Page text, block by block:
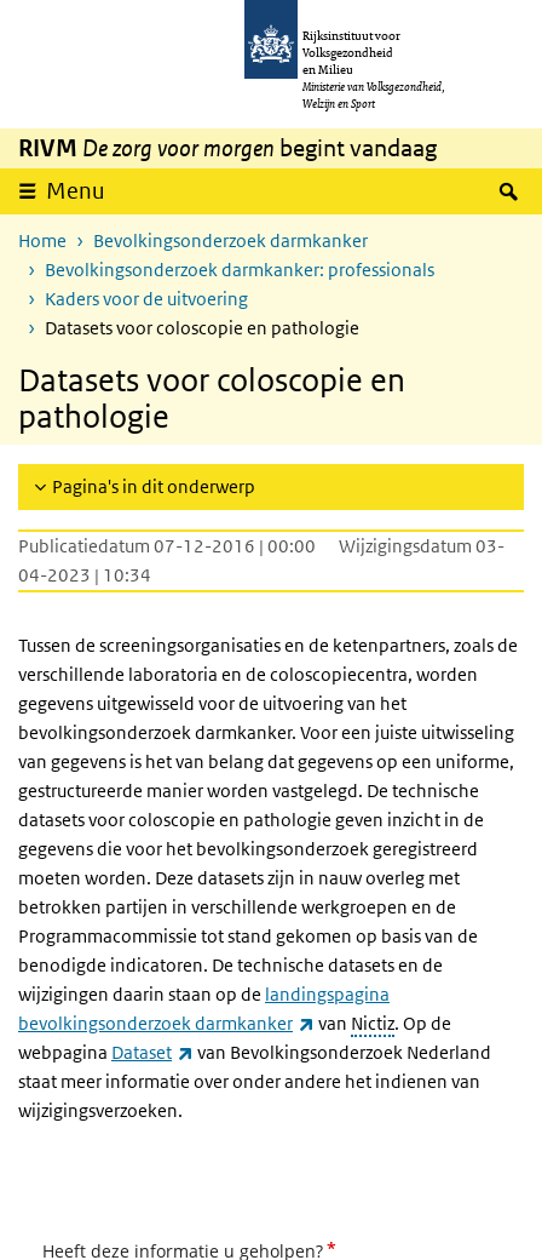
Overslaan en naar de inhoud gaan
Rijksinstituut voor
Volksgezondheid
en Milieu
Ministerie van Volksgezondheid,
Welzijn en Sport
RIVM De zorg voor morgen begint vandaag
Menu
Home
Bevolkingsonderzoek darmkanker
Bevolkingsonderzoek darmkanker: professionals
Kaders voor de uitvoering
Datasets voor coloscopie en pathologie
Datasets voor coloscopie en
pathologie
Pagina's in dit onderwerp
Publicatiedatum 07-12-2016 | 00:00
Wijzigingsdatum 03-
04-2023 | 10:34
Tussen de screeningsorganisaties en de ketenpartners, zoals de
verschillende laboratoria en de coloscopiecentra, worden
gegevens uitgewisseld voor de uitvoering van het
bevolkingsonderzoek darmkanker. Voor een juiste uitwisseling
van gegevens is het van belang dat gegevens op een uniforme,
gestructureerde manier worden vastgelegd. De technische
datasets voor coloscopie en pathologie geven inzicht in de
gegevens die voor het bevolkingsonderzoek geregistreerd
moeten worden. Deze datasets zijn in nauw overleg met
betrokken partijen in verschillende werkgroepen en de
Programmacommissie tot stand gekomen op basis van de
benodigde indicatoren. De technische datasets en de
wijzigingen daarin staan op de landingspagina
bevolkingsonderzoek darmkanker
(externe link)
van Nictiz. Op de
webpagina Dataset (externe link)
van Bevolkingsonderzoek Nederland
staat meer informatie over onder andere het indienen van
wijzigingsverzoeken.
Heeft deze informatie u geholpen?*